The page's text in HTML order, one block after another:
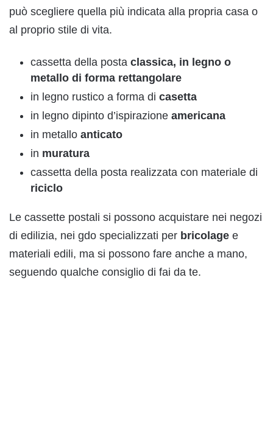
può scegliere quella più indicata alla propria casa o
al proprio stile di vita.
cassetta della posta classica, in legno o
metallo di forma rettangolare
in legno rustico a forma di casetta
in legno dipinto d’ispirazione americana
in metallo anticato
in muratura
cassetta della posta realizzata con materiale di
riciclo
Le cassette postali si possono acquistare nei negozi
di edilizia, nei gdo specializzati per bricolage e
materiali edili, ma si possono fare anche a mano,
seguendo qualche consiglio di fai da te.